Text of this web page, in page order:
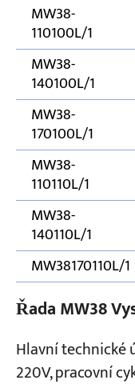
MW38-
110100L/1
MW38-
140100L/1
MW38-
170100L/1
MW38-
110110L/1
MW38-
140110L/1
MW38170110L/1
Řada MW38
Hlavní technické
220V, pracovní